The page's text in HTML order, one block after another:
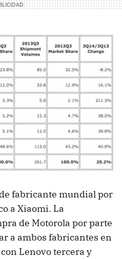
fabricante mundial por
a Xiaomi. La
de Motorola por parte
a ambos fabricantes en
Lenovo tercera y